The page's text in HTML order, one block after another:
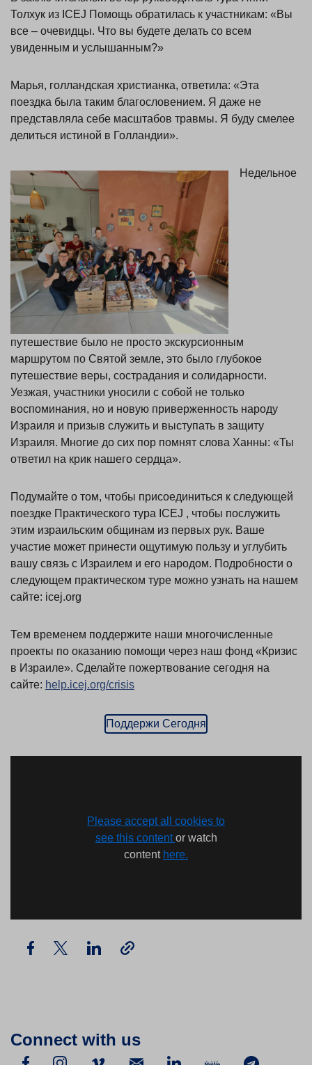
Толхук из ICEJ Помощь обратилась к участникам: «Вы
все – очевидцы. Что вы будете делать со всем
увиденным и услышанным?»
Марья, голландская христианка, ответила: «Эта
поездка была таким благословением. Я даже не
представляла себе масштабов травмы. Я буду смелее
делиться истиной в Голландии».
Недельное
путешествие было не просто экскурсионным
маршрутом по Святой земле, это было глубокое
путешествие веры, сострадания и солидарности.
Уезжая, участники уносили с собой не только
воспоминания, но и новую приверженность народу
Израиля и призыв служить и выступать в защиту
Израиля. Многие до сих пор помнят слова Ханны: «Ты
ответил на крик нашего сердца».
Подумайте о том, чтобы присоединиться к следующей
поездке Практического тура ICEJ , чтобы послужить
этим израильским общинам из первых рук. Ваше
участие может принести ощутимую пользу и углубить
вашу связь с Израилем и его народом. Подробности о
следующем практическом туре можно узнать на нашем
сайте: icej.org
Тем временем поддержите наши многочисленные
проекты по оказанию помощи через наш фонд «Кризис
в Израиле». Сделайте пожертвование сегодня на
сайте: help.icej.org/crisis
Поддержи Сегодня
Please accept all cookies to
see this contentor watch
content here.
Connect with us